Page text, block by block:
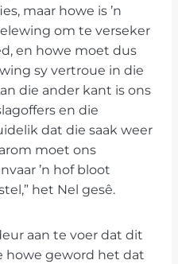
maar howe is ’n
om te verseker
en howe moet dus
sy vertroue in die
die ander kant is ons
en die
dat die saak weer
moet ons
’n hof bloot
het Nel gesê.
aan te voer dat dit
howe geword het dat